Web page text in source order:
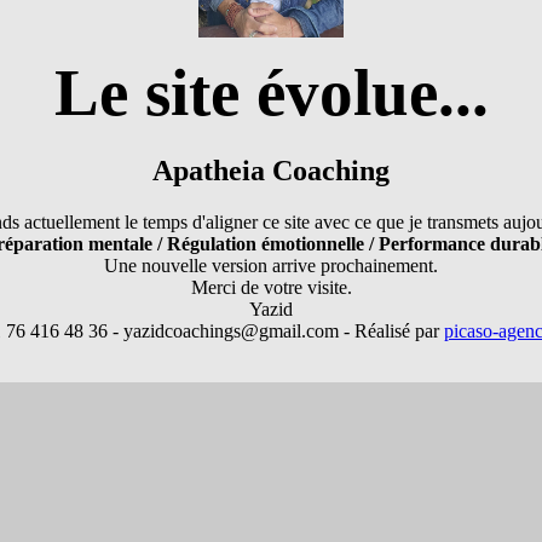
Le site évolue...
Apatheia Coaching
actuellement le temps d'aligner ce site avec ce que je transmets
mentale / Régulation émotionnelle / Performance
Une nouvelle version arrive prochainement.
Merci de votre visite.
Yazid
416 48 36 - yazidcoachings@gmail.com - Réalisé parpicaso-